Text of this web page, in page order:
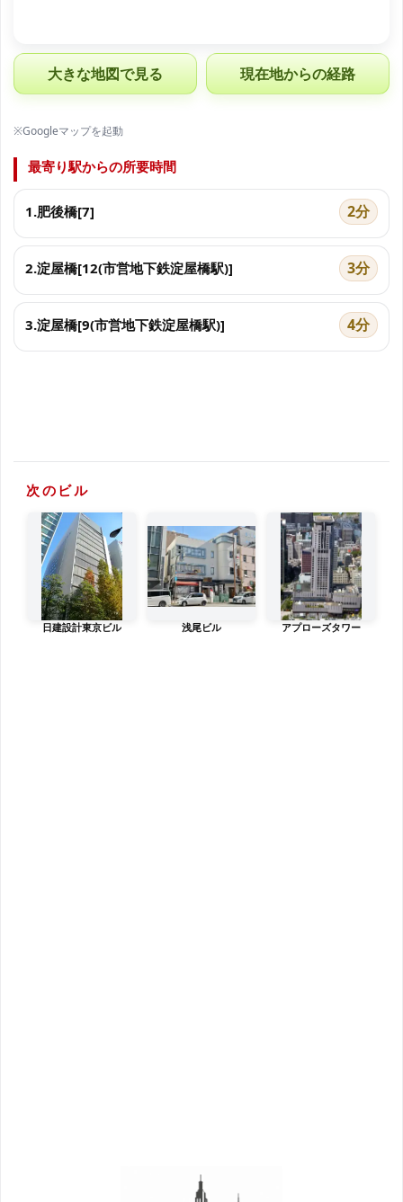
大きな地図で見る 現在地からの経路
※Googleマップを起動
最寄り駅からの所要時間
1.肥後橋[7] 2分
2.淀屋橋[12(市営地下鉄淀屋橋駅)] 3分
3.淀屋橋[9(市営地下鉄淀屋橋駅)] 4分
次のビル
日建設計東京ビル 浅尾ビル アプローズタワー